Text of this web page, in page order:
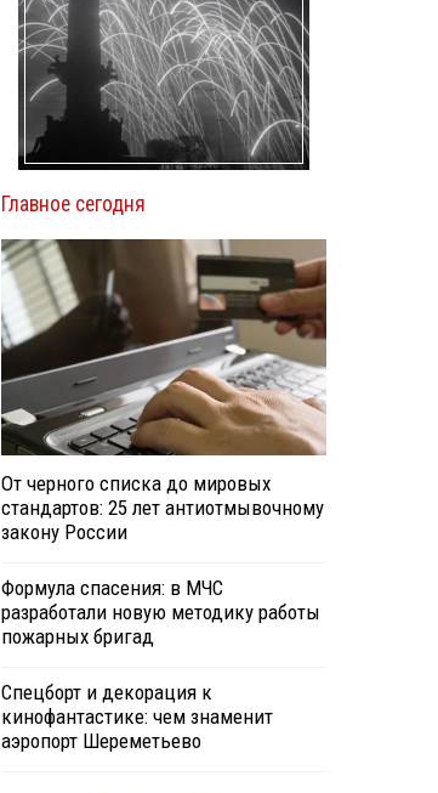
Главное сегодня
От черного списка до мировых
стандартов: 25 лет антиотмывочному
закону России
Формула спасения: в МЧС
разработали новую методику работы
пожарных бригад
Спецборт и декорация к
кинофантастике: чем знаменит
аэропорт Шереметьево